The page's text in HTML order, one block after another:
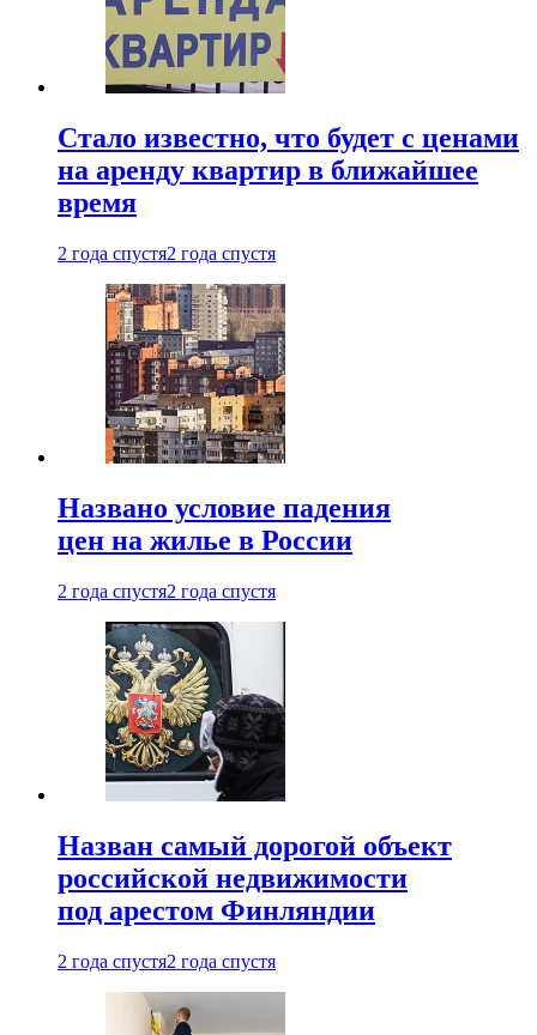
Стало известно, что будет с ценами
на аренду квартир в ближайшее
время
2 года спустя2 года спустя
Названо условие падения
цен на жилье в России
2 года спустя2 года спустя
Назван самый дорогой объект
российской недвижимости
под арестом Финляндии
2 года спустя2 года спустя